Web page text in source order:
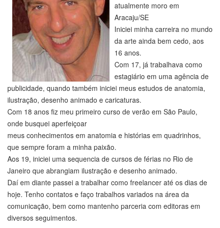
atualmente moro em
Aracaju/SE
Iniciei minha carreira no mundo
da arte ainda bem cedo, aos
16 anos.
Com 17, já trabalhava como
estagiário em uma agência de
publicidade, quando também iniciei meus estudos de anatomia,
ilustração, desenho animado e caricaturas.
Com 18 anos fiz meu primeiro curso de verão em São Paulo,
onde busquei aperfeiçoar
meus conhecimentos em anatomia e histórias em quadrinhos,
que sempre foram a minha paixão.
Aos 19, iniciei uma sequencia de cursos de férias no Rio de
Janeiro que abrangiam ilustração e desenho animado.
Daí em diante passei a trabalhar como freelancer até os dias de
hoje. Tenho contatos e faço trabalhos variados na área da
comunicação, bem como mantenho parceria com editoras em
diversos seguimentos.